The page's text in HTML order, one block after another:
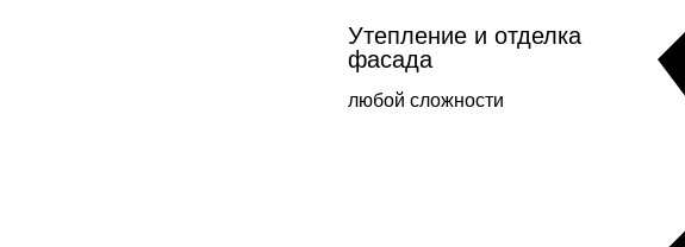
Утепление и отделка
фасада
любой сложности